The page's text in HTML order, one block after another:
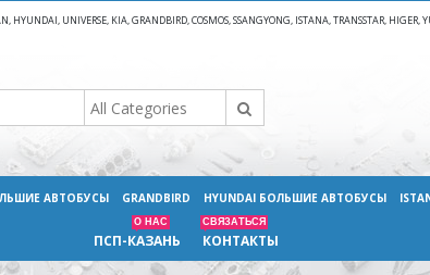
UNIVERSE, KIA, GRANDBIRD, COSMOS, SSANGYONG, ISTANA, TRANSSTAR, HIGER,
АВТОБУСЫ GRANDBIRD HYUNDAI БОЛЬШИЕ АВТОБУСЫ
ПСП-КАЗАНЬ
О НАС
КОНТАКТЫ
СВЯЗАТЬСЯ